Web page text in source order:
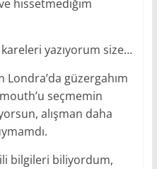
hissetmediğim
yazıyorum size…
güzergahım
seçmemin
alışman daha
bilgileri biliyordum,